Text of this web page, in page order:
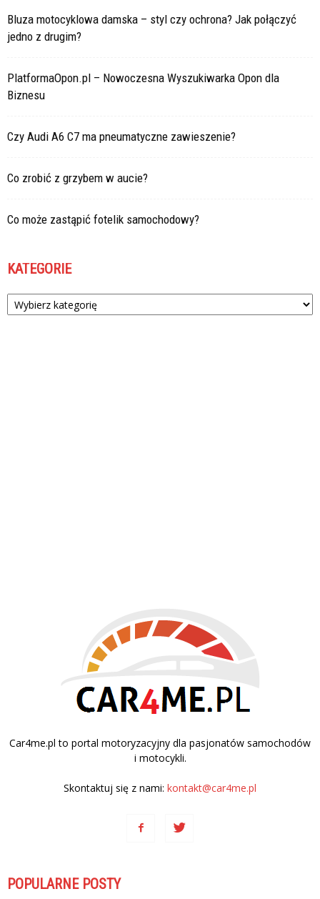
Bluza motocyklowa damska – styl czy ochrona? Jak połączyć
jedno z drugim?
PlatformaOpon.pl – Nowoczesna Wyszukiwarka Opon dla
Biznesu
Czy Audi A6 C7 ma pneumatyczne zawieszenie?
Co zrobić z grzybem w aucie?
Co może zastąpić fotelik samochodowy?
KATEGORIE
Kategorie
Car4me.pl to portal motoryzacyjny dla pasjonatów samochodów
i motocykli.
Skontaktuj się z nami: kontakt@car4me.pl
POPULARNE POSTY